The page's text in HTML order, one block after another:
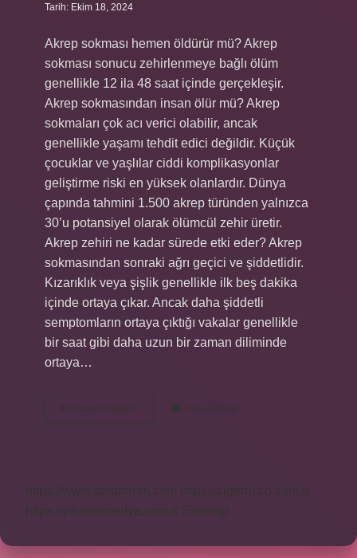
Tarih: Ekim 18, 2024
Akrep sokması hemen öldürür mü? Akrep
sokması sonucu zehirlenmeye bağlı ölüm
genellikle 12 ila 48 saat içinde gerçekleşir.
Akrep sokmasından insan ölür mü? Akrep
sokmaları çok acı verici olabilir, ancak
genellikle yaşamı tehdit edici değildir. Küçük
çocuklar ve yaşlılar ciddi komplikasyonlar
geliştirme riski en yüksek olanlardır. Dünya
çapında tahmini 1.500 akrep türünden yalnızca
30’u potansiyel olarak ölümcül zehir üretir.
Akrep zehiri ne kadar sürede etki eder? Akrep
sokmasından sonraki ağrı geçici ve şiddetlidir.
Kızarıklık veya şişlik genellikle ilk beş dakika
içinde ortaya çıkar. Ancak daha şiddetli
semptomların ortaya çıktığı vakalar genellikle
bir saat gibi daha uzun bir zaman diliminde
ortaya…
Devamını okuyun
Sokarsa
Yorum Bırak
https://www.seraforum.com
https://cigerricco.com.tr
https://yildirimmedya.com.tr Sitemap